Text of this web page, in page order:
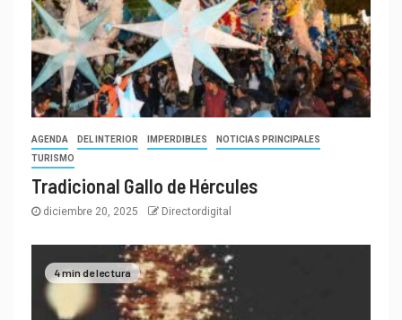
AGENDA DEL INTERIOR IMPERDIBLES
NOTICIAS PRINCIPALES
TURISMO
Tradicional Gallo de Hércules
diciembre 20, 2025 Directordigital
4 min de lectura